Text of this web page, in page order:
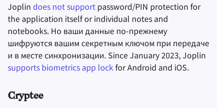
Joplin does not support password/PIN protection for
the application itself or individual notes and
notebooks. Но ваши данные по-прежнему
шифруются вашим секретным ключом при передаче
и в месте синхронизации. Since January 2023, Joplin
supports biometrics app lockfor Android and iOS.
Cryptee